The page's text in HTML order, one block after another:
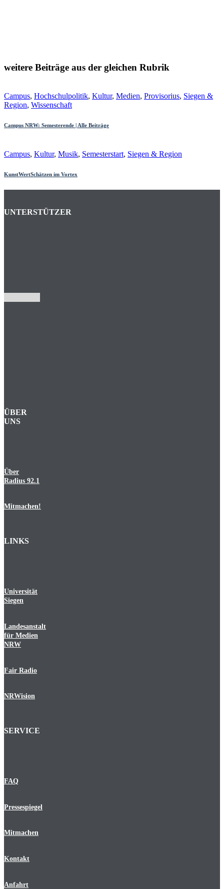
weitere Beiträge aus der gleichen Rubrik
Campus, Hochschulpolitik, Kultur, Medien, Provisorius, Siegen &
Region, Wissenschaft
Campus NRW: Semesterende | Alle Beiträge
Campus, Kultur, Musik, Semesterstart, Siegen & Region
KunstWertSchätzen im Vortex
UNTERSTÜTZER
ÜBER
UNS
Über
Radius 92.1
Mitmachen!
LINKS
Universität
Siegen
Landesanstalt
für Medien
NRW
Fair Radio
NRWision
SERVICE
FAQ
Pressespiegel
Mitmachen
Kontakt
Anfahrt